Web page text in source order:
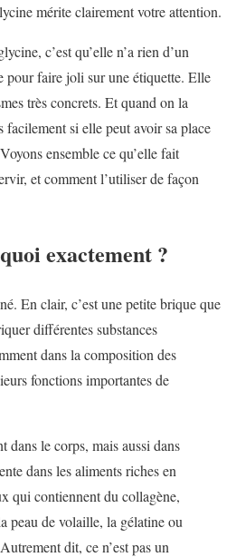
mérite clairement votre attention.
c’est qu’elle n’a rien d’un
pour faire joli sur une étiquette. Elle
très concrets. Et quand on la
si elle peut avoir sa place
ensemble ce qu’elle fait
et comment l’utiliser de façon
exactement ?
En clair, c’est une petite brique que
différentes substances
dans la composition des
fonctions importantes de
dans le corps, mais aussi dans
dans les aliments riches en
qui contiennent du collagène,
peau de volaille, la gélatine ou
dit, ce n’est pas un